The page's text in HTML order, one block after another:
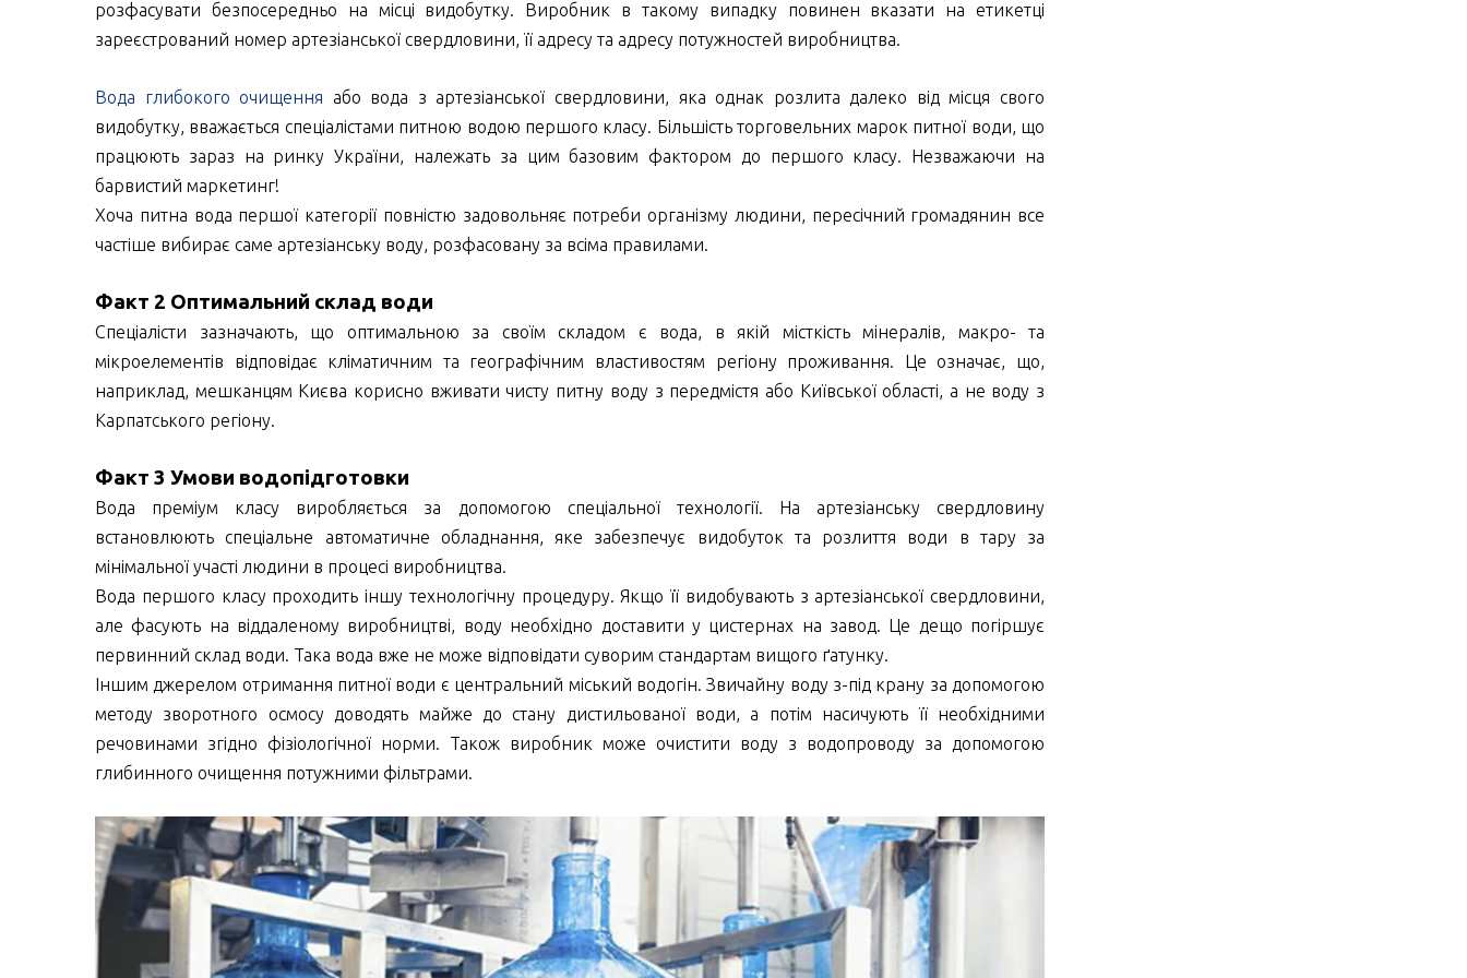
розфасувати безпосередньо на місці видобутку. Виробник в такому випадку повинен вказати на етикетці
зареєстрований номер артезіанської свердловини, її адресу та адресу потужностей виробництва.
Вода глибокого очищення або вода з артезіанської свердловини, яка однак розлита далеко від місця свого
видобутку, вважається спеціалістами питною водою першого класу. Більшість торговельних марок питної води, що
працюють зараз на ринку України, належать за цим базовим фактором до першого класу. Незважаючи на
барвистий маркетинг!
Хоча питна вода першої категорії повністю задовольняє потреби організму людини, пересічний громадянин все
частіше вибирає саме артезіанську воду, розфасовану за всіма правилами.
Факт 2 Оптимальний склад води
Спеціалісти зазначають, що оптимальною за своїм складом є вода, в якій місткість мінералів, макро- та
мікроелементів відповідає кліматичним та географічним властивостям регіону проживання. Це означає, що,
наприклад, мешканцям Києва корисно вживати чисту питну воду з передмістя або Київської області, а не воду з
Карпатського регіону.
Факт 3 Умови водопідготовки
Вода преміум класу виробляється за допомогою спеціальної технології. На артезіанську свердловину
встановлюють спеціальне автоматичне обладнання, яке забезпечує видобуток та розлиття води в тару за
мінімальної участі людини в процесі виробництва.
Вода першого класу проходить іншу технологічну процедуру. Якщо її видобувають з артезіанської свердловини,
але фасують на віддаленому виробництві, воду необхідно доставити у цистернах на завод. Це дещо погіршує
первинний склад води. Така вода вже не може відповідати суворим стандартам вищого ґатунку.
Іншим джерелом отримання питної води є центральний міський водогін. Звичайну воду з-під крану за допомогою
методу зворотного осмосу доводять майже до стану дистильованої води, а потім насичують її необхідними
речовинами згідно фізіологічної норми. Також виробник може очистити воду з водопроводу за допомогою
глибинного очищення потужними фільтрами.